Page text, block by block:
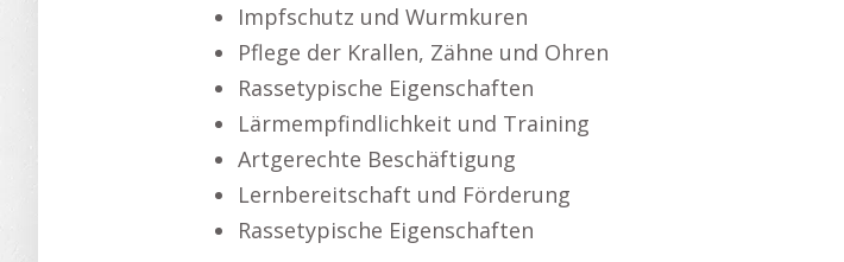
Impfschutz und Wurmkuren
Pflege der Krallen, Zähne und Ohren
Rassetypische Eigenschaften
Lärmempfindlichkeit und Training
Artgerechte Beschäftigung
Lernbereitschaft und Förderung
Rassetypische Eigenschaften